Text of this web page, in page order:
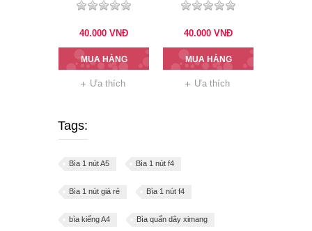
40.000 VNĐ
MUA HÀNG
Ưa thích
40.000 VNĐ
MUA HÀNG
Ưa thích
Tags:
Bìa 1 nút A5 Bìa 1 nút f4
Bìa 1 nút giá rẻ Bìa 1 nút f4
bìa kiếng A4 Bìa quấn dây ximang